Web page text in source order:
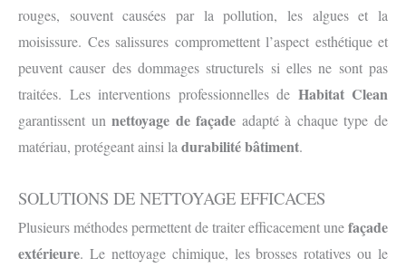
rouges, souvent causées par la pollution, les algues et la
moisissure. Ces salissures compromettent l’aspect esthétique et
peuvent causer des dommages structurels si elles ne sont pas
traitées. Les interventions professionnelles de Habitat Clean
garantissent unnettoyage de façade adapté à chaque type de
matériau, protégeant ainsi la durabilité bâtiment.
SOLUTIONS DE NETTOYAGE EFFICACES
Plusieurs méthodes permettent de traiter efficacement unefaçade
extérieure. Le nettoyage chimique, les brosses rotatives ou le